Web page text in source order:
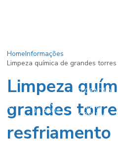
DE
CLORAÇÃO
DA ÁGUA
CLORAÇÃO
PARA
CONSUMO
HomeInformações
Limpeza química de grandes
Limpeza
grandes
resfriamento